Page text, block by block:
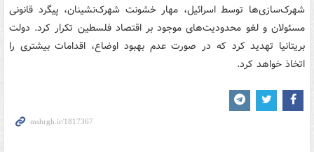
شهرک‌سازی‌ها توسط اسرائیل، مهار خشونت شهرک‌نشینان، پیگرد قانونی
مسئولان و لغو محدودیت‌های موجود بر اقتصاد فلسطین تکرار کرد. دولت
بریتانیا تهدید کرد که در صورت عدم بهبود اوضاع، اقدامات بیشتری را
اتخاذ خواهد کرد.